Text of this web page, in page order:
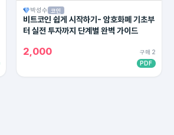
박성수 코인
비트코인 쉽게 시작하기- 암호화폐 기초부
터 실전 투자까지 단계별 완벽 가이드
2,000
구매 2
PDF